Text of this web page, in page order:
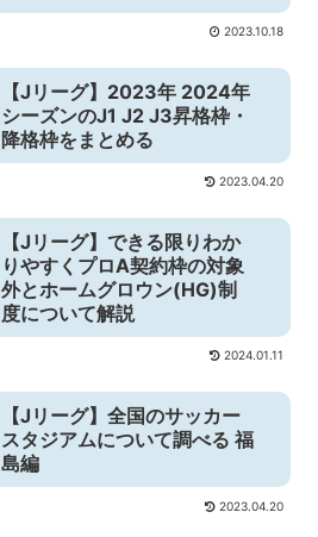
2023.10.18
【Jリーグ】2023年 2024年
シーズンのJ1 J2 J3昇格枠・
降格枠をまとめる
2023.04.20
【Jリーグ】できる限りわか
りやすくプロA契約枠の対象
外とホームグロウン(HG)制
度について解説
2024.01.11
【Jリーグ】全国のサッカー
スタジアムについて調べる 福
島編
2023.04.20